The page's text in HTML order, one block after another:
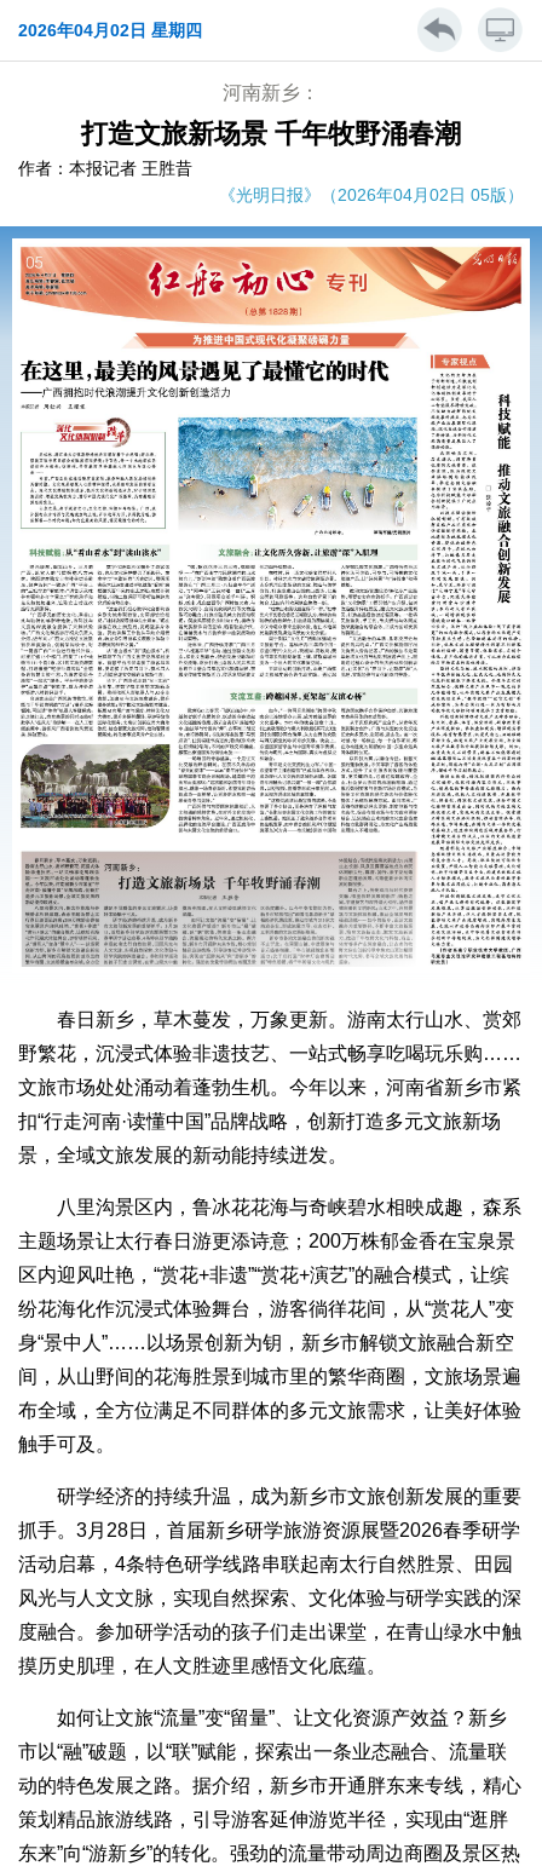
2026年04月02日 星期四
河南新乡：
打造文旅新场景 千年牧野涌春潮
作者：本报记者 王胜昔
《光明日报》（2026年04月02日 05版）
春日新乡，草木蔓发，万象更新。游南太行山水、赏郊
野繁花，沉浸式体验非遗技艺、一站式畅享吃喝玩乐购……
文旅市场处处涌动着蓬勃生机。今年以来，河南省新乡市紧
扣“行走河南·读懂中国”品牌战略，创新打造多元文旅新场
景，全域文旅发展的新动能持续迸发。
八里沟景区内，鲁冰花花海与奇峡碧水相映成趣，森系
主题场景让太行春日游更添诗意；200万株郁金香在宝泉景
区内迎风吐艳，“赏花+非遗”“赏花+演艺”的融合模式，让缤
纷花海化作沉浸式体验舞台，游客徜徉花间，从“赏花人”变
身“景中人”……以场景创新为钥，新乡市解锁文旅融合新空
间，从山野间的花海胜景到城市里的繁华商圈，文旅场景遍
布全域，全方位满足不同群体的多元文旅需求，让美好体验
触手可及。
研学经济的持续升温，成为新乡市文旅创新发展的重要
抓手。3月28日，首届新乡研学旅游资源展暨2026春季研学
活动启幕，4条特色研学线路串联起南太行自然胜景、田园
风光与人文文脉，实现自然探索、文化体验与研学实践的深
度融合。参加研学活动的孩子们走出课堂，在青山绿水中触
摸历史肌理，在人文胜迹里感悟文化底蕴。
如何让文旅“流量”变“留量”、让文化资源产效益？新乡
市以“融”破题，以“联”赋能，探索出一条业态融合、流量联
动的特色发展之路。据介绍，新乡市开通胖东来专线，精心
策划精品旅游线路，引导游客延伸游览半径，实现由“逛胖
东来”向“游新乡”的转化。强劲的流量带动周边商圈及景区热